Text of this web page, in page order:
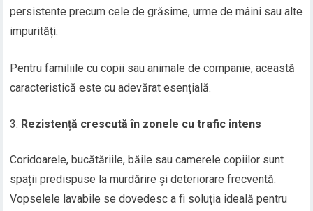
persistente precum cele de grăsime, urme de mâini sau alte
impurități.
Pentru familiile cu copii sau animale de companie, această
caracteristică este cu adevărat esențială.
Rezistență crescută în zonele cu trafic intens
Coridoarele, bucătăriile, băile sau camerele copiilor sunt
spații predispuse la murdărire și deteriorare frecventă.
Vopselele lavabile se dovedesc a fi soluția ideală pentru